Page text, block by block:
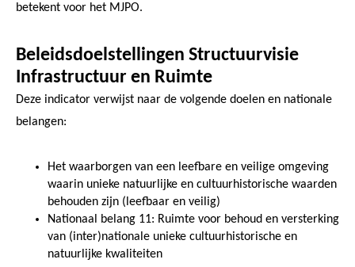
betekent voor het MJPO.
Beleidsdoelstellingen Structuurvisie
Infrastructuur en Ruimte
Deze indicator verwijst naar de volgende doelen en nationale
belangen:
Het waarborgen van een leefbare en veilige omgeving
waarin unieke natuurlijke en cultuurhistorische waarden
behouden zijn (leefbaar en veilig)
Nationaal belang 11: Ruimte voor behoud en versterking
van (inter)nationale unieke cultuurhistorische en
natuurlijke kwaliteiten